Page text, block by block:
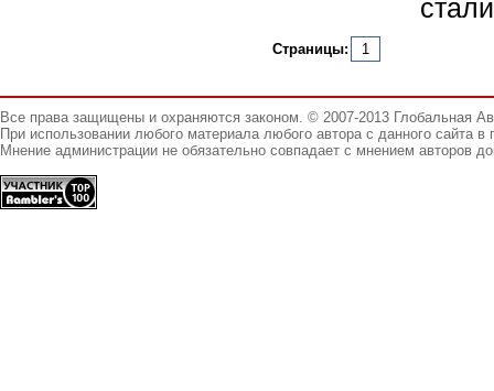
Страницы: 1
Все права защищены и охраняются законом. © 2007-2013 Глобальная
При использовании любого материала любого автора с данного сайта
Мнение администрации не обязательно совпадает с мнением авторов